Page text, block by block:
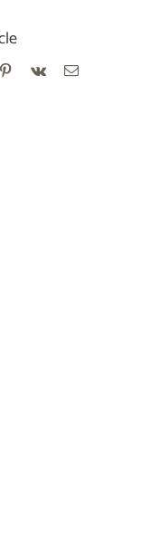
Pinterest
Vk
E-